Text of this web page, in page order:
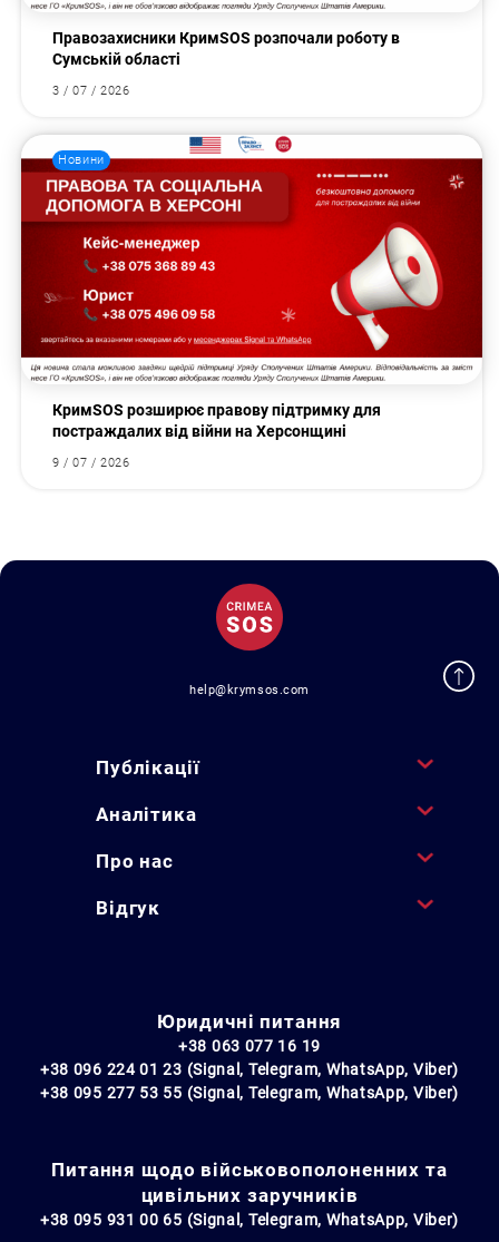
Правозахисники КримSOS розпочали роботу в
Сумській області
3 / 07 / 2026
Новини
КримSOS розширює правову підтримку для
постраждалих від війни на Херсонщині
9 / 07 / 2026
help@krymsos.com
Публікації
Аналітика
Про нас
Відгук
Юридичні питання
+38 063 077 16 19
+38 096 224 01 23 (Signal, Telegram, WhatsApp, Viber)
+38 095 277 53 55 (Signal, Telegram, WhatsApp, Viber)
Питання щодо військовополоненних та
цивільних заручників
+38 095 931 00 65 (Signal, Telegram, WhatsApp, Viber)